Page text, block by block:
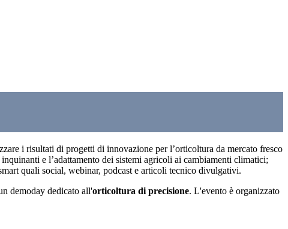
i risultati di progetti di innovazione per l’orticoltura da mercato fresco
e l’adattamento dei sistemi agricoli ai cambiamenti climatici;
quali social, webinar, podcast e articoli tecnico divulgativi.
demoday dedicato all'orticoltura di precisione. L'evento è organizzato